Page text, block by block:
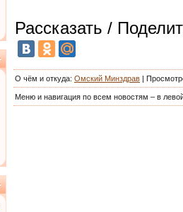
Рассказать /
О чём и откуда: Омский Минздрав |
Меню и навигация по всем новостям – в